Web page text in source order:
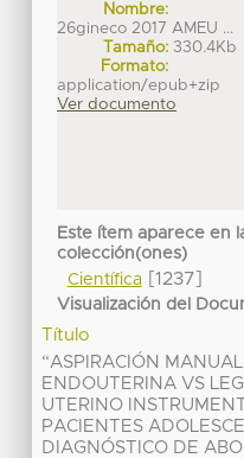
Nombre:
26gineco 2017 AMEU ...
Tamaño: 330.4Kb
Formato:
application/epub+zip
Ver documento
Este ítem aparece en
colección(ones)
Científica[1237]
Visualización del
Título
“ASPIRACIÓN MANUAL
ENDOUTERINA VS
UTERINO
PACIENTES
DIAGNÓSTICO DE